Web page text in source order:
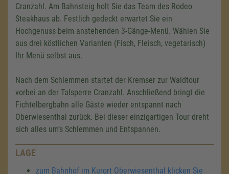
Cranzahl. Am Bahnsteig holt Sie das Team des Rodeo
Steakhaus ab. Festlich gedeckt erwartet Sie ein
Hochgenuss beim anstehenden 3-Gänge-Menü. Wählen Sie
aus drei köstlichen Varianten (Fisch, Fleisch, vegetarisch)
Ihr Menü selbst aus.
Nach dem Schlemmen startet der Kremser zur Waldtour
vorbei an der Talsperre Cranzahl. Anschließend bringt die
Fichtelbergbahn alle Gäste wieder entspannt nach
Oberwiesenthal zurück. Bei dieser einzigartigen Tour dreht
sich alles um’s Schlemmen und Entspannen.
LAGE
zum Bahnhof im Kurort Oberwiesenthal klicken Sie